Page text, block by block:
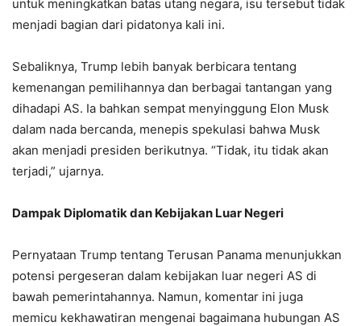
untuk meningkatkan batas utang negara, isu tersebut tidak
menjadi bagian dari pidatonya kali ini.
Sebaliknya, Trump lebih banyak berbicara tentang
kemenangan pemilihannya dan berbagai tantangan yang
dihadapi AS. Ia bahkan sempat menyinggung Elon Musk
dalam nada bercanda, menepis spekulasi bahwa Musk
akan menjadi presiden berikutnya. “Tidak, itu tidak akan
terjadi,” ujarnya.
Dampak Diplomatik dan Kebijakan Luar Negeri
Pernyataan Trump tentang Terusan Panama menunjukkan
potensi pergeseran dalam kebijakan luar negeri AS di
bawah pemerintahannya. Namun, komentar ini juga
memicu kekhawatiran mengenai bagaimana hubungan AS